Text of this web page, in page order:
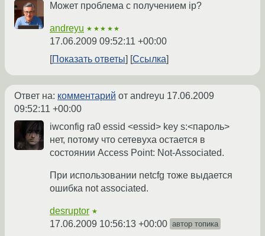
Может проблема с получением ip?
andreyu ★★★★★
17.06.2009 09:52:11 +00:00
Показать ответы
Ссылка
Ответ на: комментарий от andreyu 17.06.2009
09:52:11 +00:00
iwconfig ra0 essid <essid> key s:<пароль>
нет, потому что сетевуха остается в
состоянии Access Point: Not-Associated.
При использовании netcfg тоже выдается
ошибка not associated.
desruptor ★
17.06.2009 10:56:13 +00:00 автор топика